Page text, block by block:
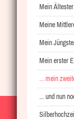
Mein Ältester
Meine
Mein
Mein erster
... mein
... und nun